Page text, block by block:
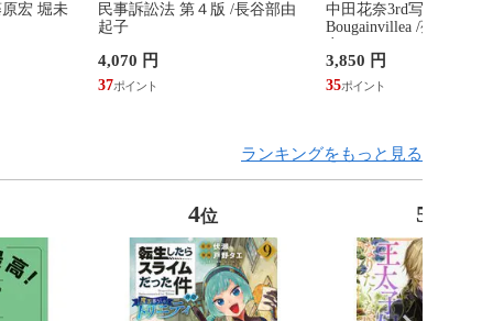
宏 堀未
民事訴訟法 第４版 /長谷部由
起子
4,070 円
37
中田花奈3rd写真集
Bougainvillea /菊地泰久
3,850 円
35
ランキングをもっと見る
4位 5